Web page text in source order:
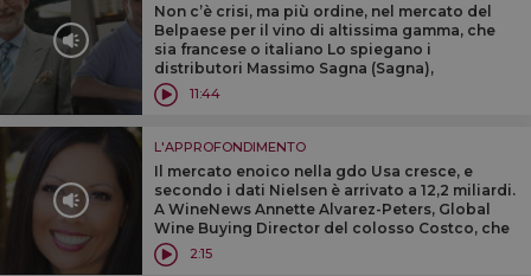
Non c’è crisi, ma più ordine, nel mercato del
Belpaese per il vino di altissima gamma, che
sia francese o italiano Lo spiegano i
distributori Massimo Sagna (Sagna),
presidente del Club Excellence, e Marcello
Meregalli (Gruppo Meregalli)
11:44
L'APPROFONDIMENTO
Il mercato enoico nella gdo Usa cresce, e
secondo i dati Nielsen è arrivato a 12,2 miliardi.
A WineNews Annette Alvarez-Peters, Global
Wine Buying Director del colosso Costco, che
nel 2013 ha venduto 1,5 miliardi di dollari di
vino
2:15